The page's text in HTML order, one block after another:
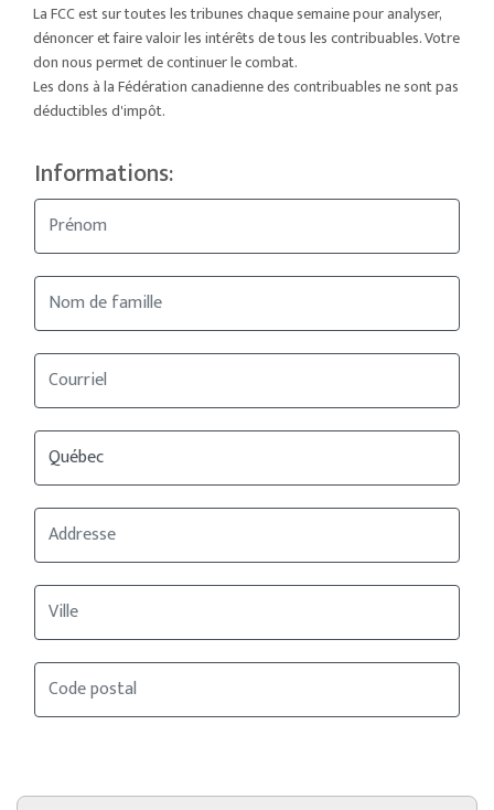
La FCC est sur toutes les tribunes chaque semaine pour analyser,
dénoncer et faire valoir les intérêts de tous les contribuables. Votre
don nous permet de continuer le combat.
Les dons à la Fédération canadienne des contribuables ne sont pas
déductibles d'impôt.
Informations: